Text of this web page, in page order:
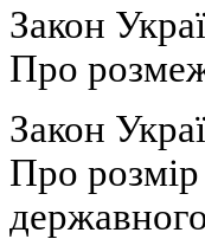
Закон
Про
Закон
Про розмір